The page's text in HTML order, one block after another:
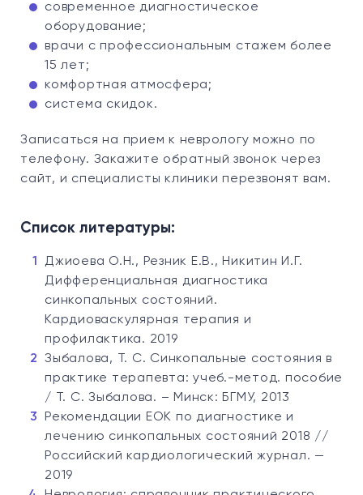
современное диагностическое
оборудование;
врачи с профессиональным стажем более
15 лет;
комфортная атмосфера;
система скидок.
Записаться на прием к неврологу можно по
телефону. Закажите обратный звонок через
сайт, и специалисты клиники перезвонят вам.
Список литературы:
Джиоева О.Н., Резник Е.В., Никитин И.Г.
Дифференциальная диагностика
синкопальных состояний.
Кардиоваскулярная терапия и
профилактика. 2019
Зыбалова, Т. С. Синкопальные состояния в
практике терапевта: учеб.-метод. пособие
/ Т. С. Зыбалова. – Минск: БГМУ, 2013
Рекомендации ЕОК по диагностике и
лечению синкопальных состояний 2018 //
Российский кардиологический журнал. —
2019